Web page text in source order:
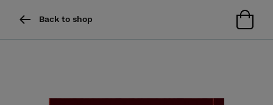
Back to shop